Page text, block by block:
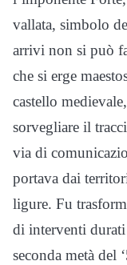
vallata, simbolo
arrivi non si può
che si erge
castello
sorvegliare il
via di
portava dai
ligure. Fu
di interventi
seconda metà del